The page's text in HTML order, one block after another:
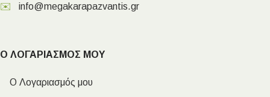
✉️ info@megakarapazvantis.gr
Ο ΛΟΓΑΡΙΑΣΜΟΣ ΜΟΥ
Ο Λογαριασμός μου